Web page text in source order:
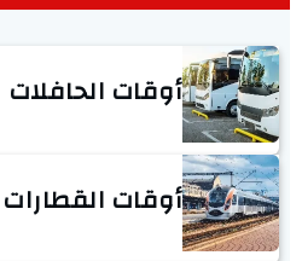
أوقات الحافلات
أوقات القطارات